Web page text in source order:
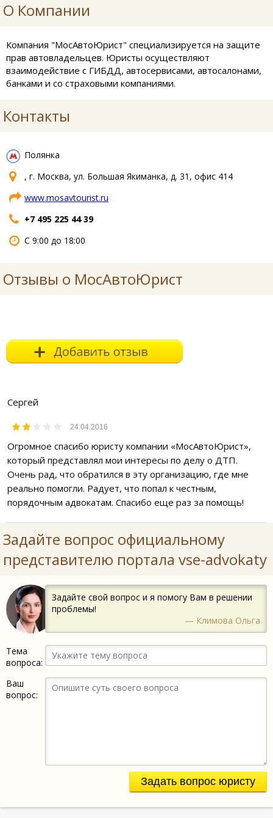
О Компании
Компания "МосАвтоЮрист" специализируется на защите
прав автовладельцев. Юристы осуществляют
взаимодействие с ГИБДД, автосервисами, автосалонами,
банками и со страховыми компаниями.
Контакты
Полянка
, г. Москва, ул. Большая Якиманка, д. 31, офис 414
www.mosavtourist.ru
+7 495 225 44 39
С 9:00 до 18:00
Отзывы о МосАвтоЮрист
Сергей
24.04.2016
Огромное спасибо юристу компании «МосАвтоЮрист»,
который представлял мои интересы по делу о ДТП.
Очень рад, что обратился в эту организацию, где мне
реально помогли. Радует, что попал к честным,
порядочным адвокатам. Спасибо еще раз за помощь!
Задайте вопрос официальному
представителю портала vse-advokaty
Задайте свой вопрос и я помогу Вам в решении
проблемы!
— Климова Ольга
Тема
вопроса:
Ваш
вопрос:
Задать вопрос юристу